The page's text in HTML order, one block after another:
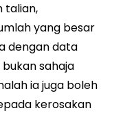
talian,
yang besar
dengan data
sahaja
ia juga boleh
kerosakan